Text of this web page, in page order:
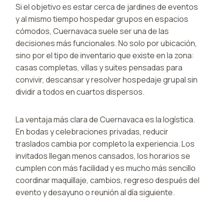
Si el objetivo es estar cerca de jardines de eventos
y al mismo tiempo hospedar grupos en espacios
cómodos, Cuernavaca suele ser una de las
decisiones más funcionales. No solo por ubicación,
sino por el tipo de inventario que existe en la zona:
casas completas, villas y suites pensadas para
convivir, descansar y resolver hospedaje grupal sin
dividir a todos en cuartos dispersos.
La ventaja más clara de Cuernavaca es la logística.
En bodas y celebraciones privadas, reducir
traslados cambia por completo la experiencia. Los
invitados llegan menos cansados, los horarios se
cumplen con más facilidad y es mucho más sencillo
coordinar maquillaje, cambios, regreso después del
evento y desayuno o reunión al día siguiente.